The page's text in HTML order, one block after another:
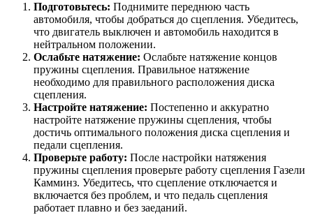
Подготовьтесь: Поднимите переднюю часть
автомобиля, чтобы добраться до сцепления. Убедитесь,
что двигатель выключен и автомобиль находится в
нейтральном положении.
Ослабьте натяжение: Ослабьте натяжение концов
пружины сцепления. Правильное натяжение
необходимо для правильного расположения диска
сцепления.
Настройте натяжение: Постепенно и аккуратно
настройте натяжение пружины сцепления, чтобы
достичь оптимального положения диска сцепления и
педали сцепления.
Проверьте работу: После настройки натяжения
пружины сцепления проверьте работу сцепления Газели
Камминз. Убедитесь, что сцепление отключается и
включается без проблем, и что педаль сцепления
работает плавно и без заеданий.